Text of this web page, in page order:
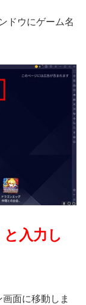
ドウにゲーム名
入力し
面に移動しま